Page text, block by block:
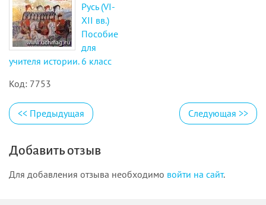
Русь (VI-
ХII вв.)
Пособие
для
учителя истории. 6 класс
Код: 7753
<< Предыдущая Следующая >>
Добавить отзыв
Для добавления отзыва необходимо войти на сайт.